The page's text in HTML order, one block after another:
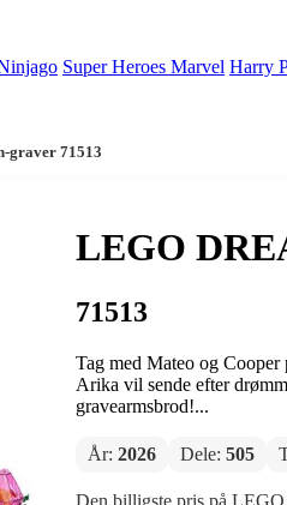
Super Heroes Marvel Harry
graver 71513
LEGO
71513
Tag med Mateo og
Arika vil sende efter
gravearmsbrod!...
År: 2026 Dele: 505
Den billigste pris på